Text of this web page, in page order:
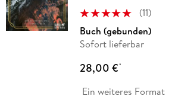
(11)
Buch (gebunden)
Sofort lieferbar
28,00 €*
Ein weiteres Format